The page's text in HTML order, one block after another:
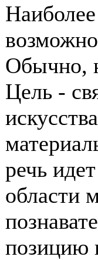
Обычно,
Цель -
речь
области
позицию